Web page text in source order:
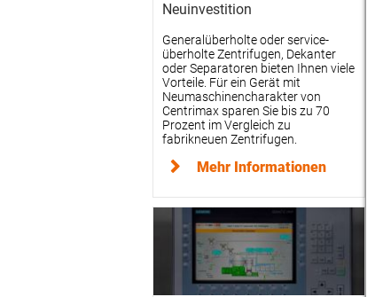
Neuinvestition
Generalüberholte oder service-
überholte Zentrifugen, Dekanter
oder Separatoren bieten Ihnen viele
Vorteile. Für ein Gerät mit
Neumaschinencharakter von
Centrimax sparen Sie bis zu 70
Prozent im Vergleich zu
fabrikneuen Zentrifugen.
Mehr Informationen